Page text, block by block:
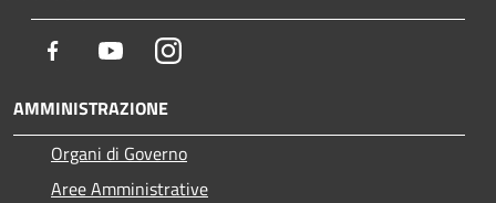
Facebook YoutubeInstagram
AMMINISTRAZIONE
Organi di Governo
Aree Amministrative